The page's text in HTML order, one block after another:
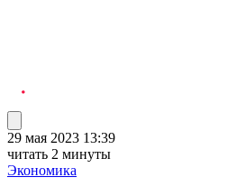
29 мая 2023 13:39
читать 2 минуты
Экономика